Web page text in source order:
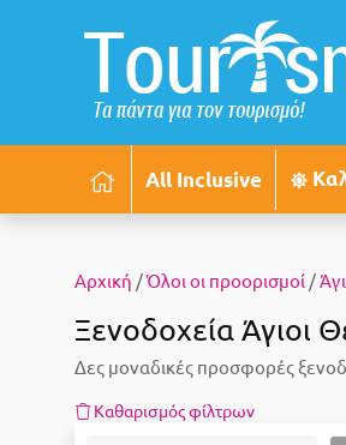
All Inclusive
Αρχική /Όλοι οι προορισμοί /
Ξενοδοχεία Άγιοι
Δες μοναδικές προσφορές
Καθαρισμός φίλτρων